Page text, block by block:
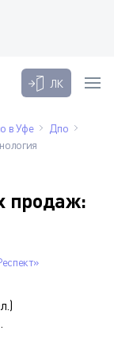
ЛК
в Уфе
Дпо
продаж: